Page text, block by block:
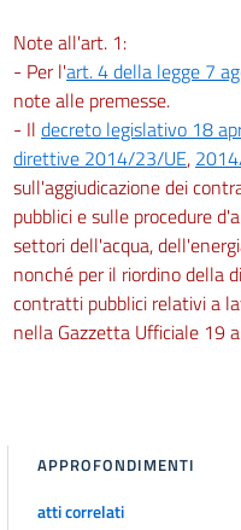
Note all'art. 1:
- Per l'art. 4 della legge 7
note alle premesse.
- Il decreto legislativo 18
direttive 2014/23/UE,
sull'aggiudicazione dei
pubblici e sulle procedure
settori dell'acqua,
nonché per il riordino della
contratti pubblici relativi a
nella Gazzetta Ufficiale 19
APPROFONDIMENTI
atti correlati